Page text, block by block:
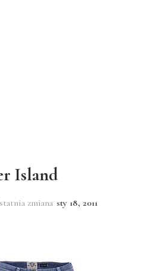
Island
zmiana sty 18, 2011